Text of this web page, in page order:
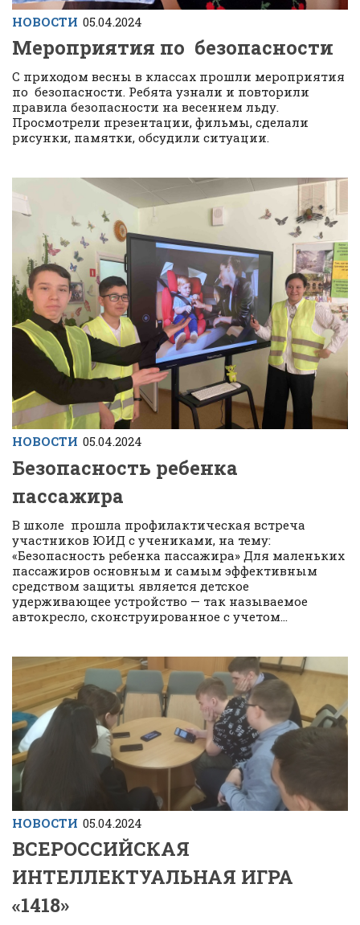
НОВОСТИ 05.04.2024
Мероприятия по безопасности
С приходом весны в классах прошли мероприятия
по безопасности. Ребята узнали и повторили
правила безопасности на весеннем льду.
Просмотрели презентации, фильмы, сделали
рисунки, памятки, обсудили ситуации.
НОВОСТИ 05.04.2024
Безопасность ребенка
пассажира
В школе прошла профилактическая встреча
участников ЮИД с учениками, на тему:
«Безопасность ребенка пассажира» Для маленьких
пассажиров основным и самым эффективным
средством защиты является детское
удерживающее устройство — так называемое
автокресло, сконструированное с учетом...
НОВОСТИ 05.04.2024
ВСЕРОССИЙСКАЯ
ИНТЕЛЛЕКТУАЛЬНАЯ ИГРА
«1418»